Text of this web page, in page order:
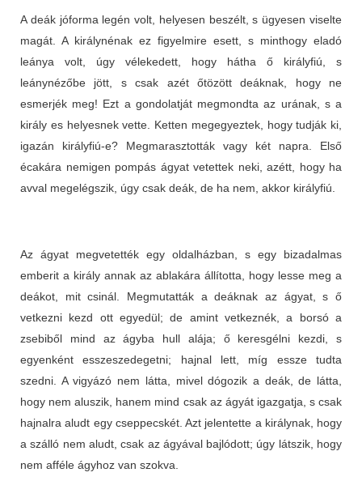
A deák jóforma legén volt, helyesen beszélt, s ügyesen viselte
magát. A királynénak ez figyelmire esett, s minthogy eladó
leánya volt, úgy vélekedett, hogy hátha ő királyfiú, s
leánynézőbe jött, s csak azét őtözött deáknak, hogy ne
esmerjék meg! Ezt a gondolatját megmondta az urának, s a
király es helyesnek vette. Ketten megegyeztek, hogy tudják ki,
igazán királyfiú-e? Megmarasztották vagy két napra. Első
écakára nemigen pompás ágyat vetettek neki, azétt, hogy ha
avval megelégszik, úgy csak deák, de ha nem, akkor királyfiú.
Az ágyat megvetették egy oldalházban, s egy bizadalmas
emberit a király annak az ablakára állította, hogy lesse meg a
deákot, mit csinál. Megmutatták a deáknak az ágyat, s ő
vetkezni kezd ott egyedül; de amint vetkeznék, a borsó a
zsebiből mind az ágyba hull alája; ő keresgélni kezdi, s
egyenként esszeszedegetni; hajnal lett, míg essze tudta
szedni. A vigyázó nem látta, mivel dógozik a deák, de látta,
hogy nem aluszik, hanem mind csak az ágyát igazgatja, s csak
hajnalra aludt egy cseppecskét. Azt jelentette a királynak, hogy
a szálló nem aludt, csak az ágyával bajlódott; úgy látszik, hogy
nem afféle ágyhoz van szokva.